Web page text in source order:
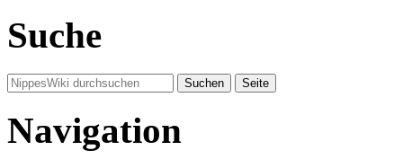
Suche
Navigation